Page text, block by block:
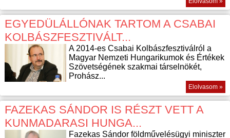
EGYEDÜLÁLLÓNAK TARTOM A CSABAI
KOLBÁSZFESZTIVÁLT...
A 2014-es Csabai Kolbászfesztiválról a
Magyar Nemzeti Hungarikumok és Értékek
Szövetségének szakmai társelnökét,
Prohász...
Elolvasom »
FAZEKAS SÁNDOR IS RÉSZT VETT A
KUNMADARASI HUNGA...
Fazekas Sándor földművelésügyi miniszter